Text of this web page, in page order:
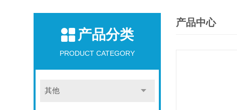
产品分类
PRODUCT CATEGORY
其他
产品中心